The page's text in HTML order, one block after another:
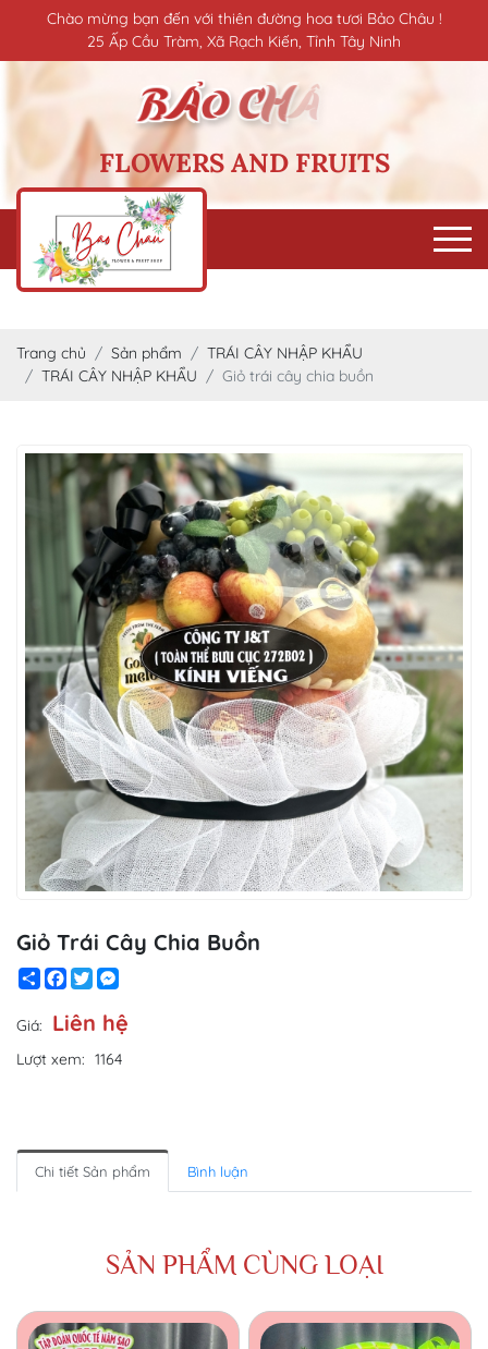
Chào mừng bạn đến với thiên đường hoa tươi Bảo Châu !
25 Ấp Cầu Tràm, Xã Rạch Kiến, Tỉnh Tây Ninh
FLOWERS AND FRUITS
Trang chủ Sản phẩm
TRÁI CÂY NHẬP KHẨU
TRÁI CÂY NHẬP KHẨU
Giỏ trái cây chia buồn
Giỏ Trái Cây Chia Buồn
ShareFacebook
Twitter
Giá: Liên hệ
Lượt xem: 1164
Chi tiết Sản phẩm Bình luận
SẢN PHẨM CÙNG LOẠI